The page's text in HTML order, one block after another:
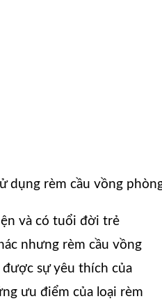
dụng rèm cầu vồng
và có tuổi đời trẻ
nhưng rèm cầu vồng
sự yêu thích của
ưu điểm của loại rèm